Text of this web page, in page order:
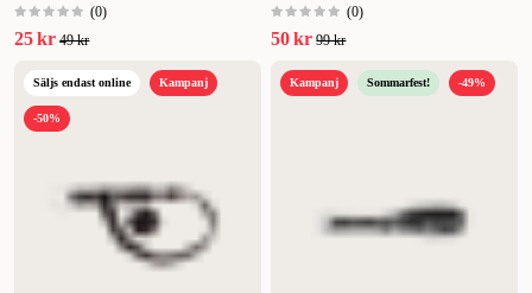
(0)
25 kr 49 kr
(0)
50 kr 99 kr
Säljs endast online Kampanj
-50%
Kampanj Sommarfest! -49%